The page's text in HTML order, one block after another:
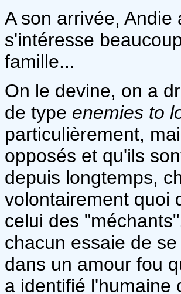
A son arrivée,
s'intéresse
famille...
On le devine, on a
de type enemies to
particulièrement,
opposés et qu'ils
depuis longtemps,
volontairement quoi
celui des
chacun essaie de
dans un amour fou
a identifié l'humaine